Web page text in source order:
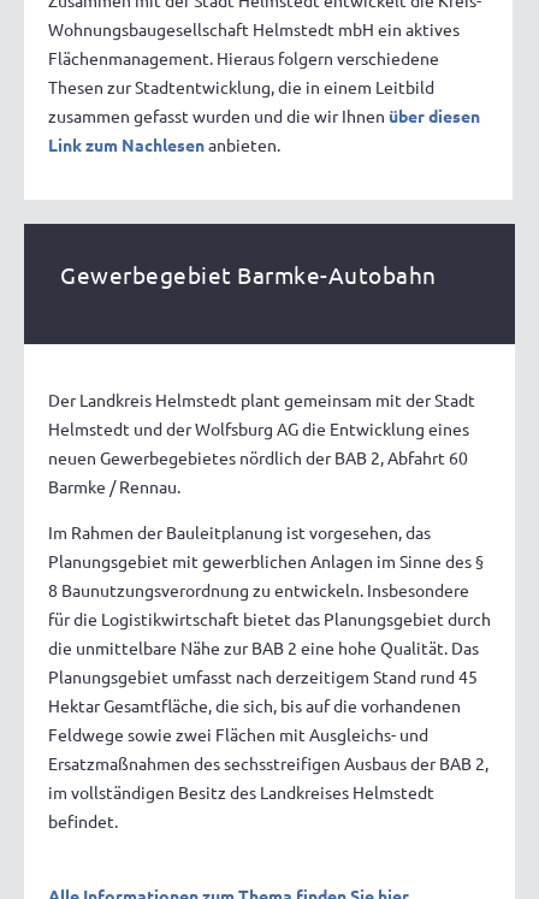
Wohnungsbaugesellschaft Helmstedt mbH ein aktives
Flächenmanagement. Hieraus folgern verschiedene
Thesen zur Stadtentwicklung, die in einem Leitbild
zusammen gefasst wurden und die wir Ihnen über diesen
Link zum Nachlesenanbieten.
Gewerbegebiet Barmke-Autobahn
Der Landkreis Helmstedt plant gemeinsam mit der Stadt
Helmstedt und der Wolfsburg AG die Entwicklung eines
neuen Gewerbegebietes nördlich der BAB 2, Abfahrt 60
Barmke / Rennau.
Im Rahmen der Bauleitplanung ist vorgesehen, das
Planungsgebiet mit gewerblichen Anlagen im Sinne des §
8 Baunutzungsverordnung zu entwickeln. Insbesondere
für die Logistikwirtschaft bietet das Planungsgebiet durch
die unmittelbare Nähe zur BAB 2 eine hohe Qualität. Das
Planungsgebiet umfasst nach derzeitigem Stand rund 45
Hektar Gesamtfläche, die sich, bis auf die vorhandenen
Feldwege sowie zwei Flächen mit Ausgleichs- und
Ersatzmaßnahmen des sechsstreifigen Ausbaus der BAB 2,
im vollständigen Besitz des Landkreises Helmstedt
befindet.